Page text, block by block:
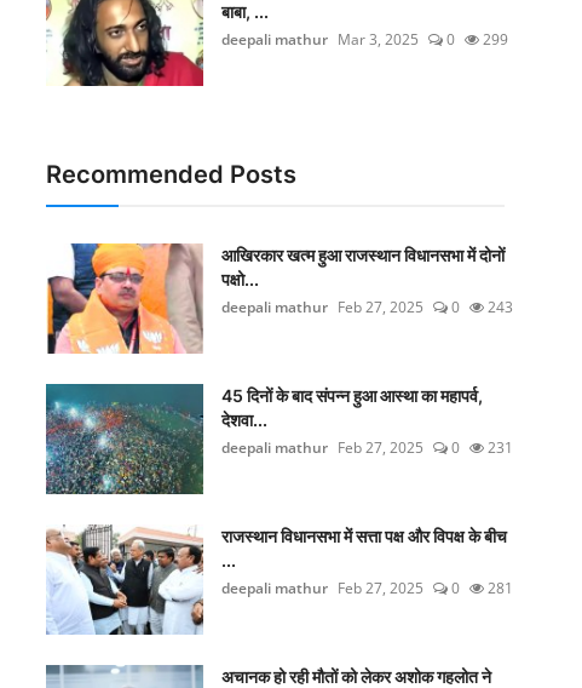
बाबा, ...
deepali mathur Mar 3, 2025 0 299
Recommended Posts
आखिरकार खत्म हुआ राजस्थान विधानसभा में दोनों
पक्षो...
deepali mathur Feb 27, 2025 0 243
45 दिनों के बाद संपन्न हुआ आस्था का महापर्व,
देशवा...
deepali mathur Feb 27, 2025 0 231
राजस्थान विधानसभा में सत्ता पक्ष और विपक्ष के बीच
...
deepali mathur Feb 27, 2025 0 281
अचानक हो रही मौतों को लेकर अशोक गहलोत ने